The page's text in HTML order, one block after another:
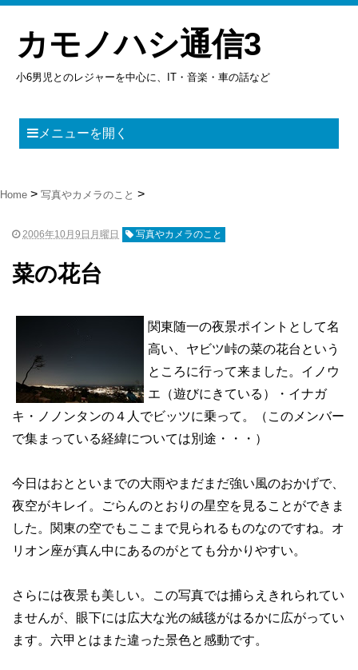
カモノハシ通信3
小6男児とのレジャーを中心に、IT・音楽・車の話など
メニューを開く
Home 写真やカメラのこと
2006年10月9日月曜日 写真やカメラのこと
菜の花台
関東随一の夜景ポイントとして名
高い、ヤビツ峠の菜の花台という
ところに行って来ました。イノウ
エ（遊びにきている）・イナガ
キ・ノノンタンの４人でビッツに乗って。（このメンバー
で集まっている経緯については別途・・・）
今日はおとといまでの大雨やまだまだ強い風のおかげで、
夜空がキレイ。ごらんのとおりの星空を見ることができま
した。関東の空でもここまで見られるものなのですね。オ
リオン座が真ん中にあるのがとても分かりやすい。
さらには夜景も美しい。この写真では捕らえきれられてい
ませんが、眼下には広大な光の絨毯がはるかに広がってい
ます。六甲とはまた違った景色と感動です。